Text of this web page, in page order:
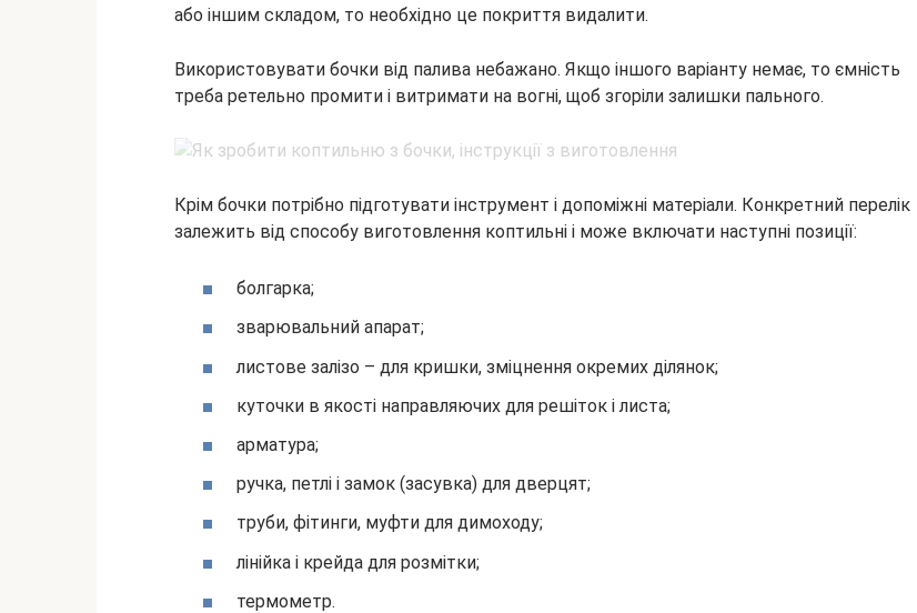
або іншим складом, то необхідно це покриття видалити.
Використовувати бочки від палива небажано. Якщо іншого варіанту немає, то ємність
треба ретельно промити і витримати на вогні, щоб згоріли залишки пального.
Крім бочки потрібно підготувати інструмент і допоміжні матеріали. Конкретний перелік
залежить від способу виготовлення коптильні і може включати наступні позиції:
болгарка;
зварювальний апарат;
листове залізо – для кришки, зміцнення окремих ділянок;
куточки в якості направляючих для решіток і листа;
арматура;
ручка, петлі і замок (засувка) для дверцят;
труби, фітинги, муфти для димоходу;
лінійка і крейда для розмітки;
термометр.